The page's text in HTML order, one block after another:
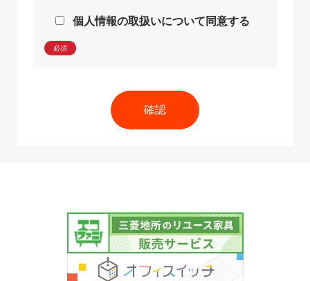
個人情報の取扱いについて同意する
必須